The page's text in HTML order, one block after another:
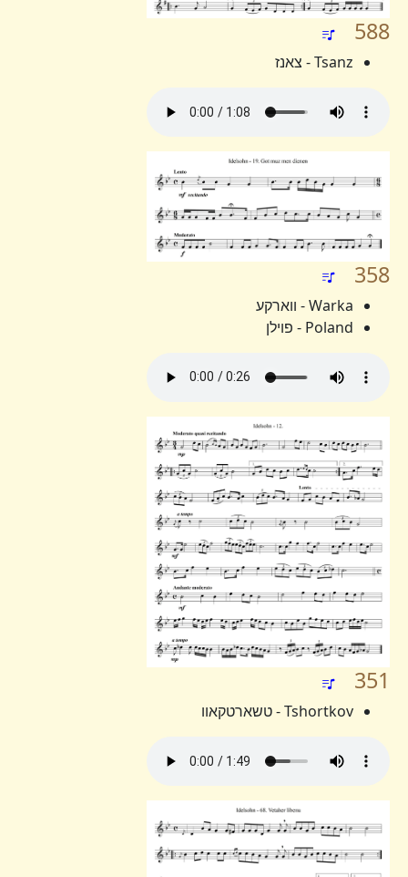
588
Tsanz - צאנז
358
Warka - ווארקע
Poland - פוילן
351
Tshortkov - טשארטקאוו